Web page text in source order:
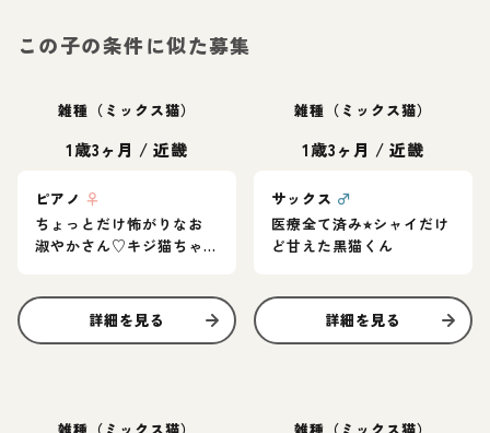
この子の条件に似た募集
雑種（ミックス猫）
1歳3ヶ月 /近畿
ピアノ ♀
ちょっとだけ怖がりなお
淑やかさん♡キジ猫ちゃ
詳細を見る
雑種（ミックス猫）
1歳3ヶ月 /近畿
サックス ♂
医療全て済み⭐︎シャイだけ
ど甘えた黒猫くん
詳細を見る